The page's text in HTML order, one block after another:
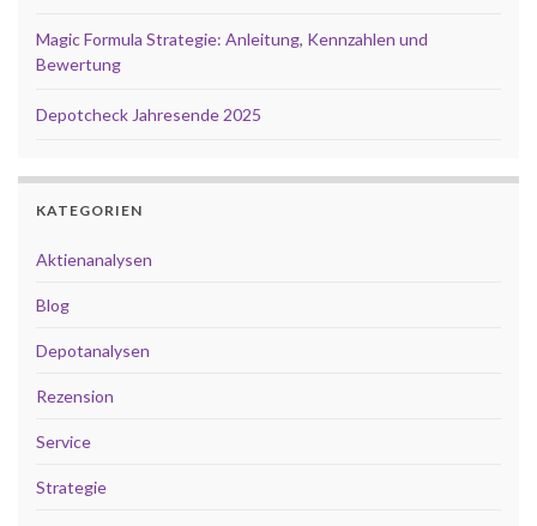
Magic Formula Strategie: Anleitung, Kennzahlen und
Bewertung
Depotcheck Jahresende 2025
KATEGORIEN
Aktienanalysen
Blog
Depotanalysen
Rezension
Service
Strategie